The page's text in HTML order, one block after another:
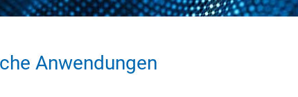
Anwendungen